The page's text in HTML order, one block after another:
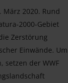
2020. Rund
2000-Gebiet
Zerstörung
Einwände. Um
setzen der WWF